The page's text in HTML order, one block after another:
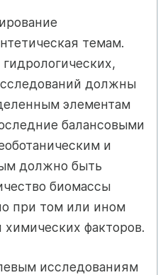
темам.
должны
элементам
балансовыми
и
должно быть
биомассы
при том или ином
факторов.
исследованиям